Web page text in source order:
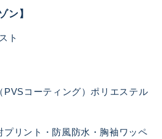
ン】
ト
コーティング）ポリエステル
リント・防風防水・胸袖ワッペ